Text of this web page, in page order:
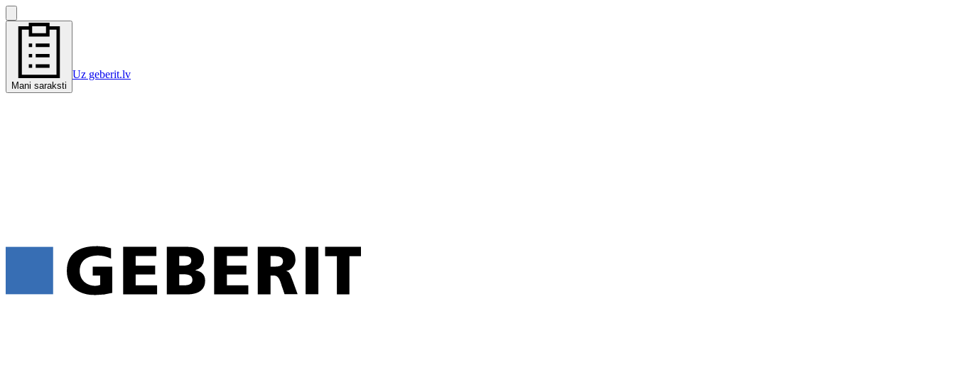
Mani saraksti
Uz geberit.lv